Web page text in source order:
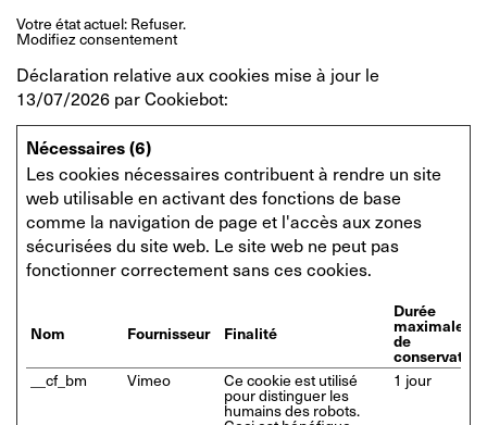
Votre état ​​actuel: Refuser.
Modifiez consentement
Déclaration relative aux cookies mise à jour le
13/07/2026 parCookiebot:
Nécessaires (6)
Les cookies nécessaires contribuent à rendre un site
web utilisable en activant des fonctions de base
comme la navigation de page et l'accès aux zones
sécurisées du site web. Le site web ne peut pas
fonctionner correctement sans ces cookies.
Nom Fournisseur Finalité
Durée
maximale
de
conservation
__cf_bm Vimeo Ce cookie est utilisé
pour distinguer les
humains des robots.
1 jour